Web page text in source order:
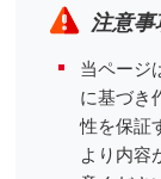
注意事
当ページ
に基づき
性を保証
より内容